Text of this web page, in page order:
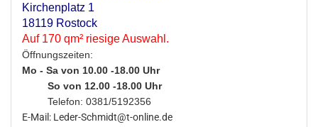
Kirchenplatz 1
18119 Rostock
Auf 170 qm² riesige Auswahl.
Öffnungszeiten:
Mo - Sa von 10.00 -18.00 Uhr
So von 12.00 -18.00 Uhr
Telefon: 0381/5192356
E-Mail: Leder-Schmidt@t-online.de